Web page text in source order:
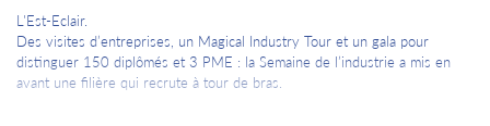
L'Est-Eclair.
Des visites d’entreprises, un Magical Industry Tour et un gala pour
distinguer 150 diplômés et 3 PME : la Semaine de l’industrie a mis en
avant une filière qui recrute à tour de bras.